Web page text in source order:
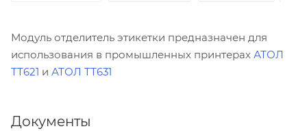
Модуль отделитель этикетки предназначен для
использования в промышленных принтерах АТОЛ
ТТ621 и АТОЛ ТТ631
Документы